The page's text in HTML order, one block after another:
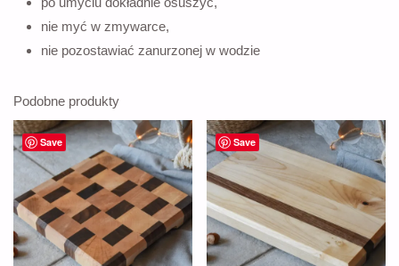
nie myć w zmywarce,
nie pozostawiać zanurzonej w wodzie
Podobne produkty
Save Save